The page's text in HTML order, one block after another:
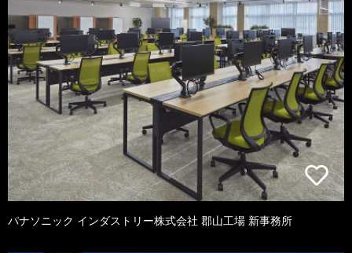
パナソニック インダストリー株式会社 郡山工場 新事務所